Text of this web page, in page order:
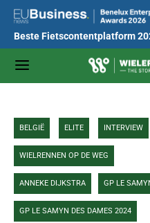
Beste Fietscontentplatform
BELGIË ELITE INTERVIEW
WIELRENNEN OP DE WEG
ANNEKE DIJKSTRA GP LE
GP LE SAMYN DES DAMES 2024